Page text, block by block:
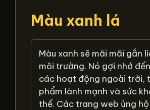
Màu xanh lá
Màu xanh sẽ mãi mãi gắn
môi trường. Nó gợi nhớ
các hoạt động ngoài trời,
phẩm lành mạnh và sức
thể. Các trang web ủng